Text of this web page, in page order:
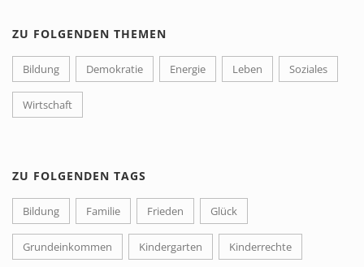
ZU FOLGENDEN THEMEN
Bildung Demokratie Energie Leben Soziales
Wirtschaft
ZU FOLGENDEN TAGS
Bildung Familie Frieden Glück
Grundeinkommen Kindergarten Kinderrechte